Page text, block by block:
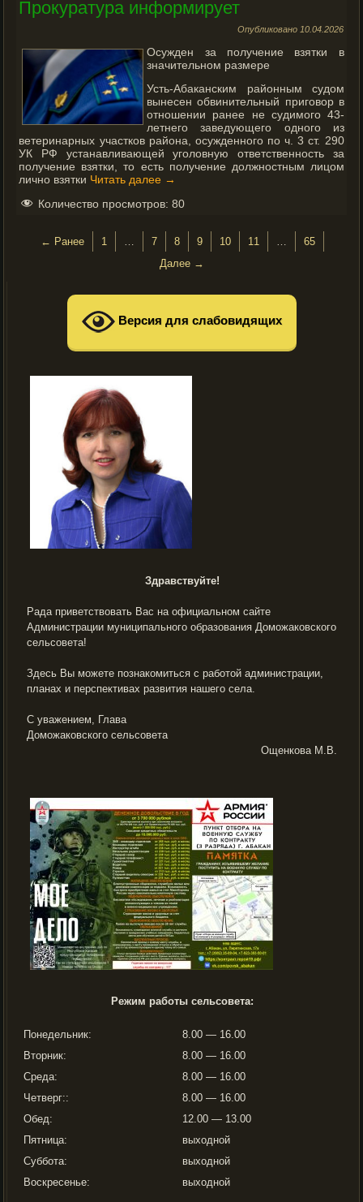
Прокуратура информирует
Опубликовано 10.04.2026
Осужден за получение взятки в
значительном размере
Усть-Абаканским районным судом
вынесен обвинительный приговор в
отношении ранее не судимого 43-
летнего заведующего одного из
ветеринарных участков района, осужденного по ч. 3 ст. 290
УК РФ устанавливающей уголовную ответственность за
получение взятки, то есть получение должностным лицом
лично взятки Читать далее →
Количество просмотров: 80
← Ранее 1 … 7 8 9 10 11 …
65
Далее →
Версия для слабовидящих
Здравствуйте!
Рада приветствовать Вас на официальном сайте
Администрации муниципального образования Доможаковского
сельсовета!
Здесь Вы можете познакомиться с работой администрации,
планах и перспективах развития нашего села.
С уважением, Глава
Доможаковского сельсовета
Ощенкова М.В.
Режим работы сельсовета:
Понедельник:
8.00 — 16.00
Вторник:
8.00 — 16.00
Среда:
8.00 — 16.00
Четверг::
8.00 — 16.00
Обед:
12.00 — 13.00
Пятница:
выходной
Суббота:
выходной
Воскресенье:
выходной